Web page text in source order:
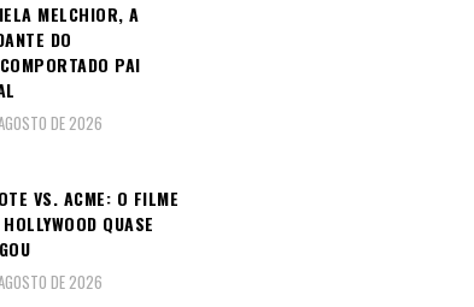
MELCHIOR, A
DO
PAI
DE 2026
VS. ACME: O FILME
QUASE
DE 2026